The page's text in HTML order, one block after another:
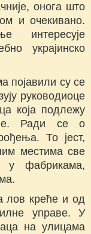
онога што
и очекивано.
интересује
украјинско
појавили су се
руководиоце
која подлежу
Ради се о
То јест,
местима све
у фабрикама,
лов креће и од
управе. У
на улицама